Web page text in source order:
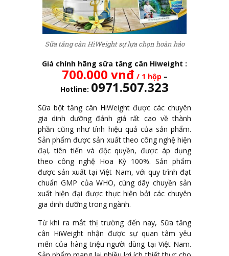
Sữa tăng cân HiWeight sự lựa chọn hoàn hảo
Giá chính hãng sữa tăng cân Hiweight :
700.000 vnđ / 1 hộp –
Hotline: 0971.507.323
Sữa bột tăng cân HiWeight được các chuyên
gia dinh dưỡng đánh giá rất cao về thành
phần cũng như tính hiệu quả của sản phẩm.
Sản phẩm được sản xuất theo công nghệ hiện
đại, tiên tiến và độc quyền, được áp dụng
theo công nghệ Hoa Kỳ 100%. Sản phẩm
được sản xuất tại Việt Nam, với quy trình đạt
chuẩn GMP của WHO, cùng dây chuyền sản
xuất hiện đại được thực hiện bởi các chuyên
gia dinh dưỡng trong ngành.
Từ khi ra mắt thị trường đến nay, Sữa tăng
cân HiWeight nhận được sự quan tâm yêu
mến của hàng triệu người dùng tại Việt Nam.